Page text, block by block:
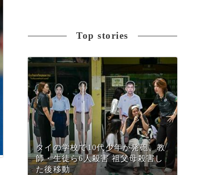
Top stories
タイの学校で10代少年が発砲、教
師・生徒ら6人殺害 祖父母殺害し
た後移動